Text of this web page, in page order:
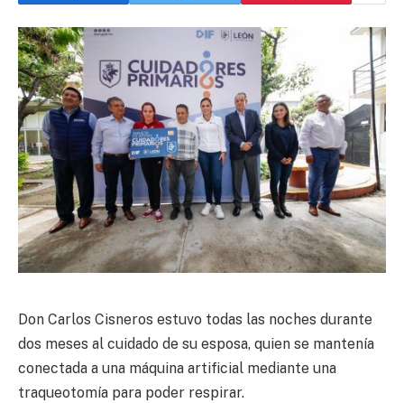
Don Carlos Cisneros estuvo todas las noches durante
dos meses al cuidado de su esposa, quien se mantenía
conectada a una máquina artificial mediante una
traqueotomía para poder respirar.